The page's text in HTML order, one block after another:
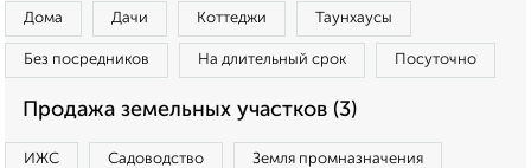
Дома Дачи Коттеджи Таунхаусы
Без посредников На длительный срок Посуточно
Продажа земельных участков (3)
ИЖС Садоводство Земля промназначения